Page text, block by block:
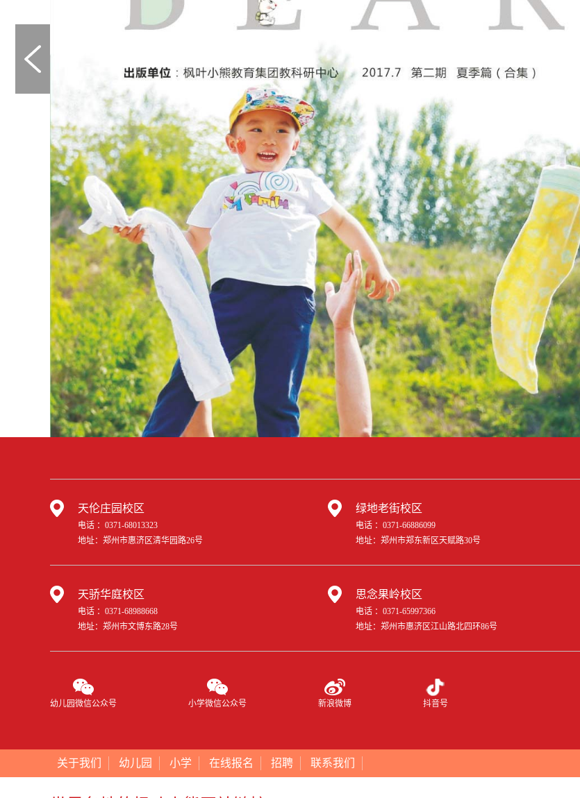
天伦庄园校区
电话 ：0371-68013323
地址：郑州市惠济区清华园路26号
绿地老街校区
电话 ：0371-66886099
地址：郑州市郑东新区天赋路30号
天骄华庭校区
电话 ：0371-68988668
地址：郑州市文博东路28号
思念果岭校区
电话 ：0371-65997366
地址：郑州市惠济区江山路北四环86号
幼儿园微信公众号 小学微信公众号 新浪微博 抖音号
关于我们 幼儿园 小学 在线报名 招聘 联系我们